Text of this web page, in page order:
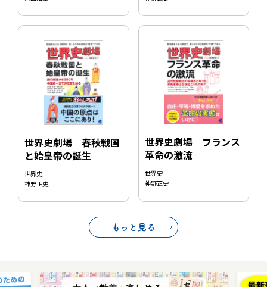
世界史劇場 春秋戦国
と始皇帝の誕生
世界史
神野正史
世界史劇場 フランス
革命の激流
世界史
神野正史
もっと見る